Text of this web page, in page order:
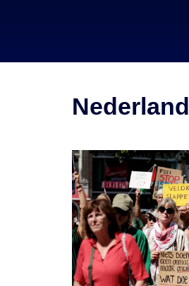
Nederland